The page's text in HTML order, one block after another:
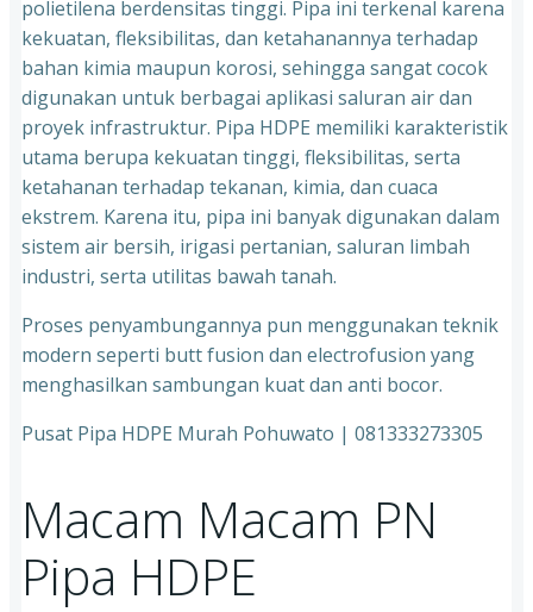
polietilena berdensitas tinggi. Pipa ini terkenal karena
kekuatan, fleksibilitas, dan ketahanannya terhadap
bahan kimia maupun korosi, sehingga sangat cocok
digunakan untuk berbagai aplikasi saluran air dan
proyek infrastruktur. Pipa HDPE memiliki karakteristik
utama berupa kekuatan tinggi, fleksibilitas, serta
ketahanan terhadap tekanan, kimia, dan cuaca
ekstrem. Karena itu, pipa ini banyak digunakan dalam
sistem air bersih, irigasi pertanian, saluran limbah
industri, serta utilitas bawah tanah.
Proses penyambungannya pun menggunakan teknik
modern seperti butt fusion dan electrofusion yang
menghasilkan sambungan kuat dan anti bocor.
Pusat Pipa HDPE Murah Pohuwato | 081333273305
Macam Macam PN
Pipa HDPE